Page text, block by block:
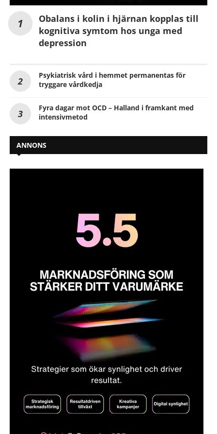
Obalans i kolin i hjärnan kopplas till
kognitiva symtom hos unga med
depression
Psykiatrisk vård i hemmet permanentas för
tryggare vårdkedja
Fyra dagar mot OCD – Halland i framkant med
intensivmetod
ANNONS